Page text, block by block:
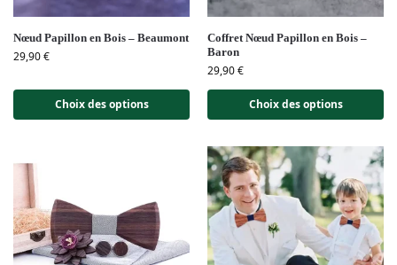
Nœud Papillon en Bois – Beaumont
29,90€
Choix des options
Coffret Nœud Papillon en Bois –
Baron
29,90€
Choix des options